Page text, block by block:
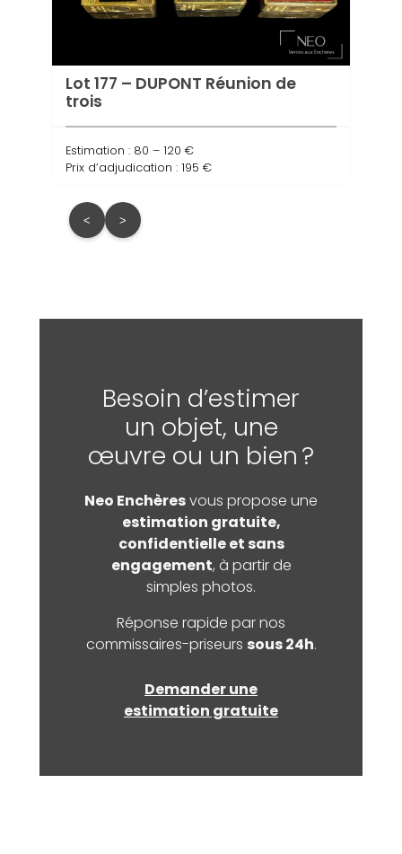
Lot 177 – DUPONT Réunion de
trois
Estimation : 80 – 120 €
Prix d’adjudication : 195 €
< >
Besoin d’estimer
un objet, une
œuvre ou un bien ?
Neo Enchèresvous propose une
estimation gratuite,
confidentielle et sans
engagement, à partir de
simples photos.
Réponse rapide par nos
commissaires-priseurs sous 24h.
Demander une
estimation gratuite